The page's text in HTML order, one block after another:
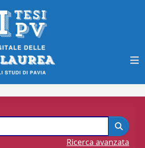
Ricerca avanzata